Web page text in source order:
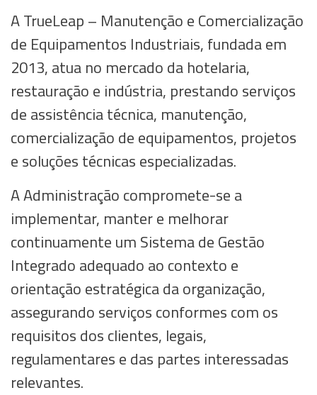
A TrueLeap – Manutenção e Comercialização
de Equipamentos Industriais, fundada em
2013, atua no mercado da hotelaria,
restauração e indústria, prestando serviços
de assistência técnica, manutenção,
comercialização de equipamentos, projetos
e soluções técnicas especializadas.
A Administração compromete-se a
implementar, manter e melhorar
continuamente um Sistema de Gestão
Integrado adequado ao contexto e
orientação estratégica da organização,
assegurando serviços conformes com os
requisitos dos clientes, legais,
regulamentares e das partes interessadas
relevantes.